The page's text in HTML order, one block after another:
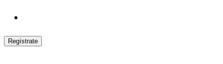
Regístrate